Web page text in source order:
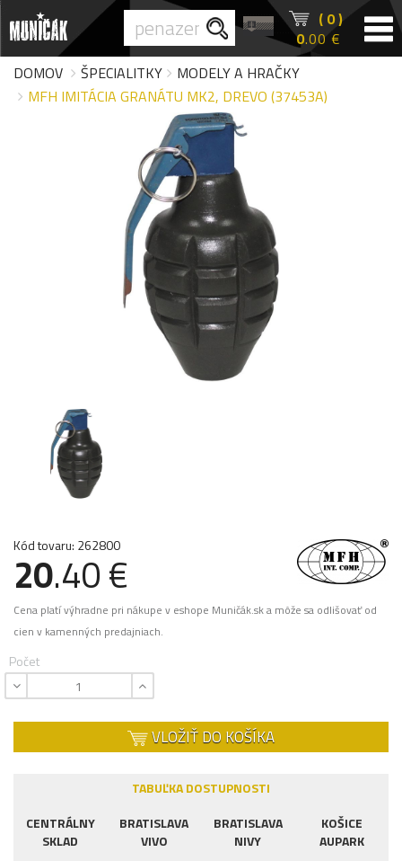
( 0 )
0.00 €
DOMOV
ŠPECIALITKY
MODELY A HRAČKY
MFH IMITÁCIA GRANÁTU MK2, DREVO (37453A)
Kód tovaru: 262800
20.40 €
Cena platí výhradne pri nákupe v eshope Muničák.sk a môže sa odlišovať od
cien v kamenných predajniach.
Počet
VLOŽIŤ DO KOŠÍKA
TABUĽKA DOSTUPNOSTI
CENTRÁLNY
SKLAD
BRATISLAVA
VIVO
BRATISLAVA
NIVY
KOŠICE
AUPARK